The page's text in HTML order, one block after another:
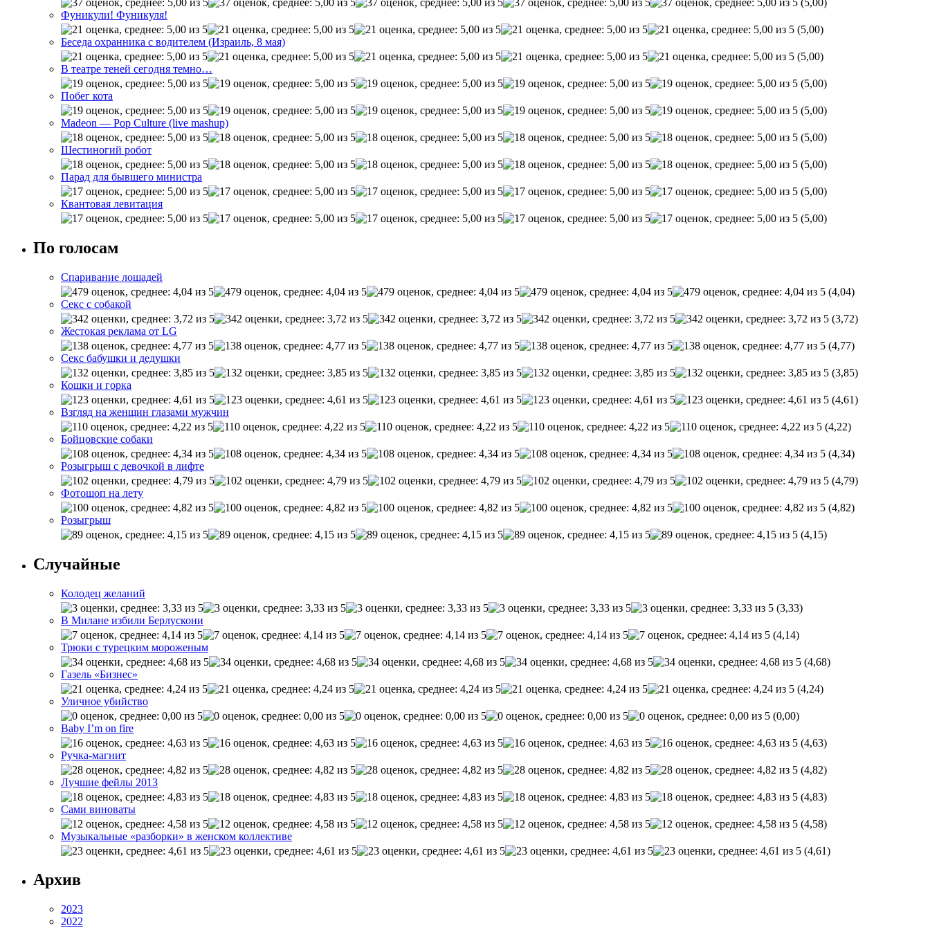
Фуникули! Фуникуля!
(5,00)
Беседа охранника с водителем (Израиль, 8 мая)
(5,00)
В театре теней сегодня темно…
(5,00)
Побег кота
(5,00)
Madeon — Pop Culture (live mashup)
(5,00)
Шестиногий робот
(5,00)
Парад для бывшего министра
(5,00)
Квантовая левитация
(5,00)
По голосам
Спаривание лошадей
(4,04)
Секс с собакой
(3,72)
Жестокая реклама от LG
(4,77)
Секс бабушки и дедушки
(3,85)
Кошки и горка
(4,61)
Взгляд на женщин глазами мужчин
(4,22)
Бойцовские собаки
(4,34)
Розыгрыш с девочкой в лифте
(4,79)
Фотошоп на лету
(4,82)
Розыгрыш
(4,15)
Случайные
Колодец желаний
(3,33)
В Милане избили Берлускони
(4,14)
Трюки с турецким мороженым
(4,68)
Газель «Бизнес»
(4,24)
Уличное убийство
(0,00)
Baby I’m on fire
(4,63)
Ручка-магнит
(4,82)
Лучшие фейлы 2013
(4,83)
Сами виноваты
(4,58)
Музыкальные «разборки» в женском коллективе
(4,61)
Архив
2023
2022